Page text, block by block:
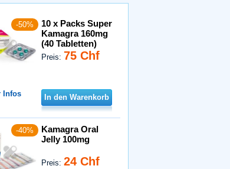
-50%
10 x Packs Super
Kamagra 160mg
(40 Tabletten)
Preis: 75 Chf
Infos In den Warenkorb
-40%
Kamagra Oral
Jelly 100mg
Preis:24 Chf